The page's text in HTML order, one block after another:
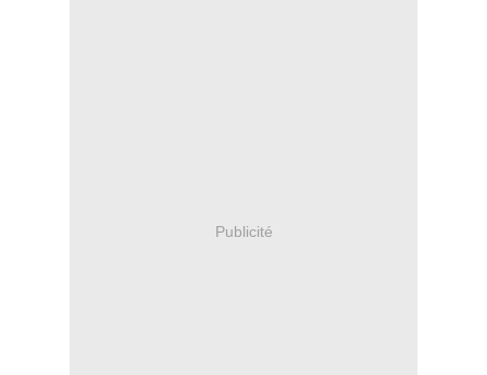
Publicité